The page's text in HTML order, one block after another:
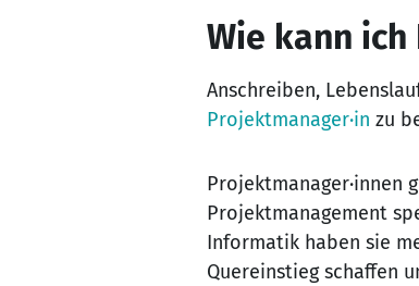
Wie kann
Anschreiben,
Projektmanager·in zu
Projektmanager·innen
Projektmanagement
Informatik haben sie
Quereinstieg schaffen